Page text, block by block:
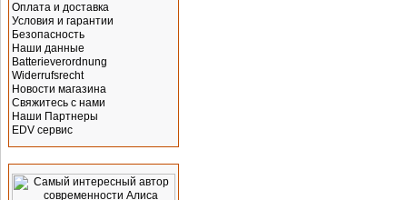
Оплата и доставка
Условия и гарантии
Безопасность
Наши данные
Batterieverordnung
Widerrufsrecht
Новости магазина
Свяжитесь с нами
Наши Партнеры
EDV сервис